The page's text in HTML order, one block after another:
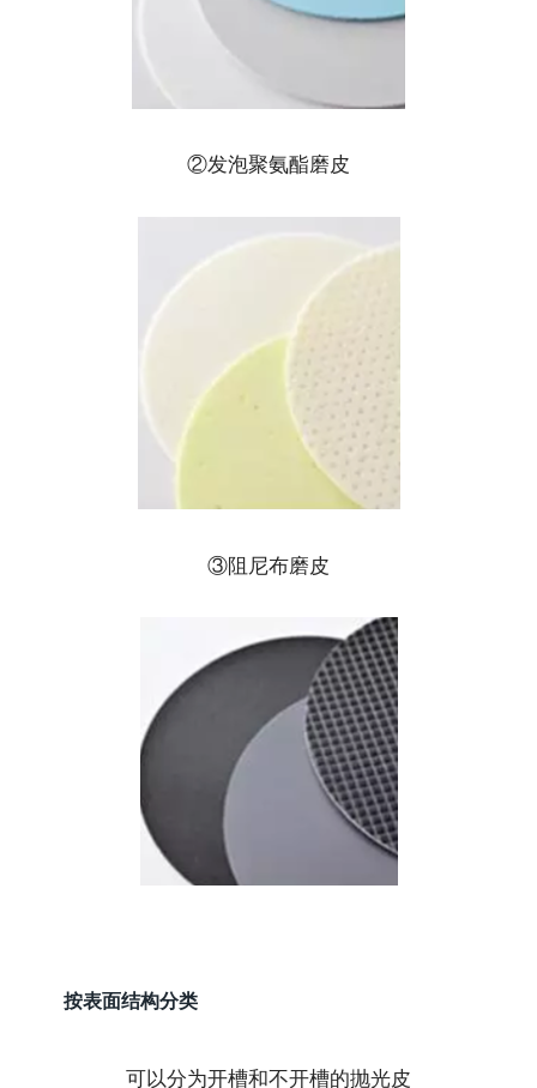
②发泡聚氨酯磨皮
③阻尼布磨皮
按表面结构分类
可以分为开槽和不开槽的抛光皮